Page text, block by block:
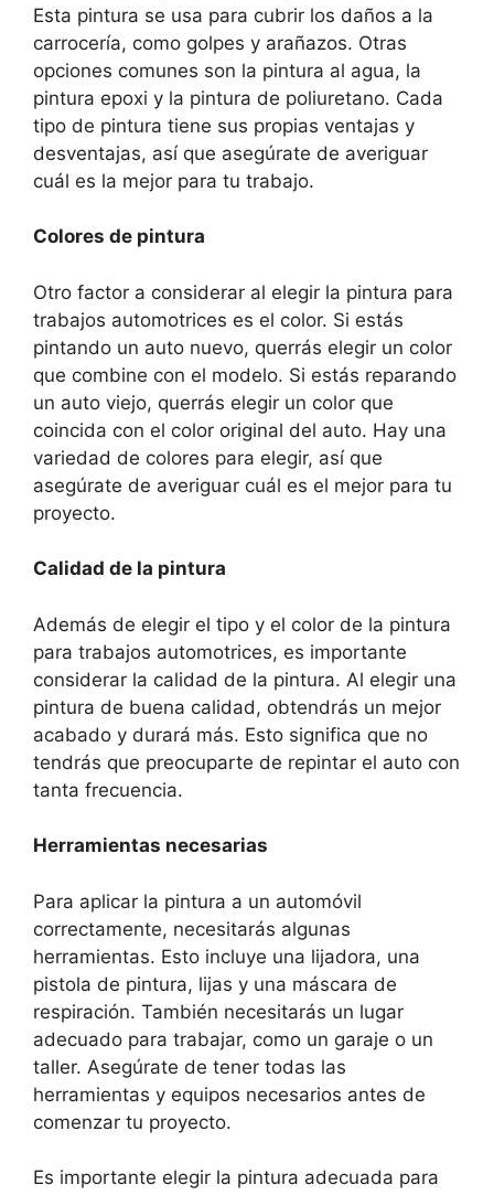
Esta pintura se usa para cubrir los daños a la
carrocería, como golpes y arañazos. Otras
opciones comunes son la pintura al agua, la
pintura epoxi y la pintura de poliuretano. Cada
tipo de pintura tiene sus propias ventajas y
desventajas, así que asegúrate de averiguar
cuál es la mejor para tu trabajo.
Colores de pintura
Otro factor a considerar al elegir la pintura para
trabajos automotrices es el color. Si estás
pintando un auto nuevo, querrás elegir un color
que combine con el modelo. Si estás reparando
un auto viejo, querrás elegir un color que
coincida con el color original del auto. Hay una
variedad de colores para elegir, así que
asegúrate de averiguar cuál es el mejor para tu
proyecto.
Calidad de la pintura
Además de elegir el tipo y el color de la pintura
para trabajos automotrices, es importante
considerar la calidad de la pintura. Al elegir una
pintura de buena calidad, obtendrás un mejor
acabado y durará más. Esto significa que no
tendrás que preocuparte de repintar el auto con
tanta frecuencia.
Herramientas necesarias
Para aplicar la pintura a un automóvil
correctamente, necesitarás algunas
herramientas. Esto incluye una lijadora, una
pistola de pintura, lijas y una máscara de
respiración. También necesitarás un lugar
adecuado para trabajar, como un garaje o un
taller. Asegúrate de tener todas las
herramientas y equipos necesarios antes de
comenzar tu proyecto.
Es importante elegir la pintura adecuada para